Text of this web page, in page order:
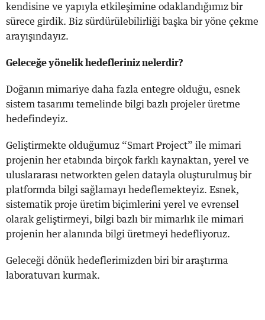
kendisine ve yapıyla etkileşimine odaklandığımız bir
sürece girdik. Biz sürdürülebilirliği başka bir yöne çekme
arayışındayız.
Geleceğe yönelik hedefleriniz nelerdir?
Doğanın mimariye daha fazla entegre olduğu, esnek
sistem tasarımı temelinde bilgi bazlı projeler üretme
hedefindeyiz.
Geliştirmekte olduğumuz “Smart Project” ile mimari
projenin her etabında birçok farklı kaynaktan, yerel ve
uluslararası networkten gelen datayla oluşturulmuş bir
platformda bilgi sağlamayı hedeflemekteyiz. Esnek,
sistematik proje üretim biçimlerini yerel ve evrensel
olarak geliştirmeyi, bilgi bazlı bir mimarlık ile mimari
projenin her alanında bilgi üretmeyi hedefliyoruz.
Geleceği dönük hedeflerimizden biri bir araştırma
laboratuvarı kurmak.